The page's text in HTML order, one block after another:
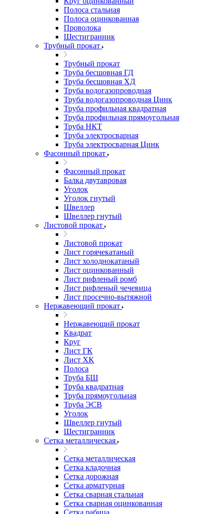
Полоса стальная
Полоса оцинкованная
Проволока
Шестигранник
Трубный прокат
Трубный прокат
Труба бесшовная ГД
Труба бесшовная ХД
Труба водогазопроводная
Труба водогазопроводная Цинк
Труба профильная квадратная
Труба профильная прямоугольная
Труба НКТ
Труба электросварная
Труба электросварная Цинк
Фасонный прокат
Фасонный прокат
Балка двутавровая
Уголок
Уголок гнутый
Швеллер
Швеллер гнутый
Листовой прокат
Листовой прокат
Лист горячекатаный
Лист холоднокатаный
Лист оцинкованный
Лист рифленый ромб
Лист рифленый чечевица
Лист просечно-вытяжной
Нержавеющий прокат
Нержавеющий прокат
Квадрат
Круг
Лист ГК
Лист ХК
Полоса
Труба БШ
Труба квадратная
Труба прямоугольная
Труба ЭСВ
Уголок
Швеллер гнутый
Шестигранник
Сетка металлическая
Сетка металлическая
Сетка кладочная
Сетка дорожная
Сетка арматурная
Сетка сварная стальная
Сетка сварная оцинкованная
Сетка рабица